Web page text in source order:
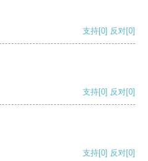
支持[0] 反对[0]
支持[0] 反对[0]
支持[0] 反对[0]